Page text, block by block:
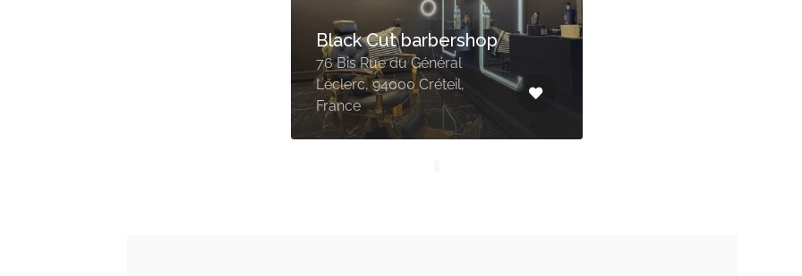
Black Cut barbershop
76 Bis Rue du Général
Leclerc, 94000 Créteil,
France